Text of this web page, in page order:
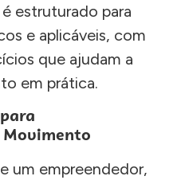
estruturado para
e aplicáveis, com
que ajudam a
em prática.
Movimento
um empreendedor,